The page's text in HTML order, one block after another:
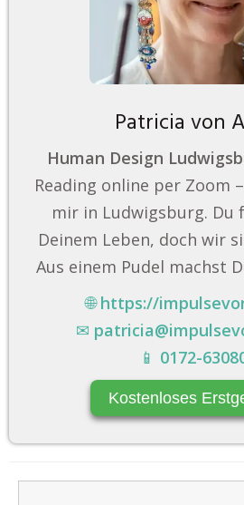
Patricia von
Human Design
Reading online per Zoom
mir in Ludwigsburg. Du
Deinem Leben, doch wir
Aus einem Pudel machst
🌐https://
✉
📱 0172-
Kostenloses